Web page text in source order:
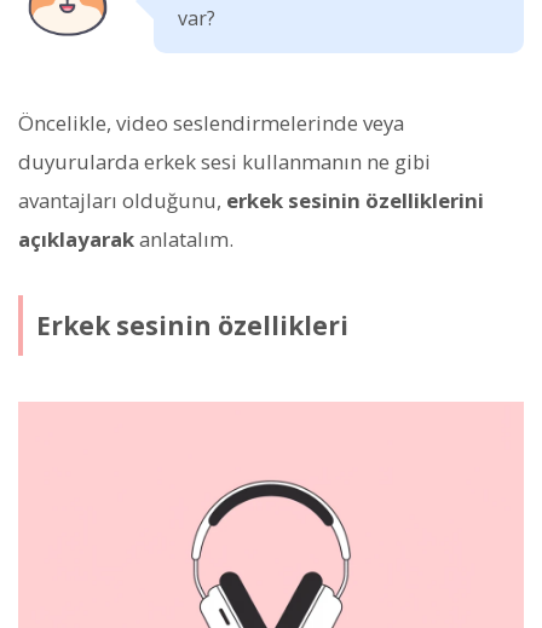
var?
Öncelikle, video seslendirmelerinde veya
duyurularda erkek sesi kullanmanın ne gibi
avantajları olduğunu, erkek sesinin özelliklerini
açıklayarakanlatalım.
Erkek sesinin özellikleri